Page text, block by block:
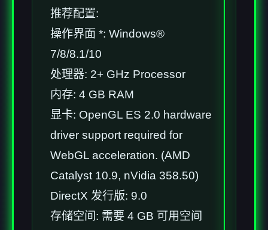
推荐配置:
操作界面 *: Windows®
7/8/8.1/10
处理器: 2+ GHz Processor
内存: 4 GB RAM
显卡: OpenGL ES 2.0 hardware
driver support required for
WebGL acceleration. (AMD
Catalyst 10.9, nVidia 358.50)
DirectX 发行版: 9.0
存储空间: 需要 4 GB 可用空间